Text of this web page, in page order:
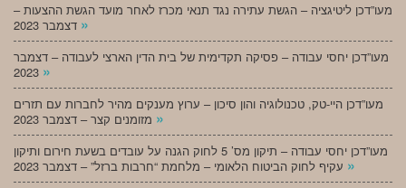
מעו”דכן ליטיגציה – הגשת עתירה נגד תנאי מכרז לאחר מועד הגשת ההצעות –
»
מעו”דכן יחסי עבודה – פסיקה תקדימית של בית הדין הארצי לעבודה – דצמבר
»
מעו”דכן היי-טק, טכנולוגיה והון סיכון – ערוץ מענקים מהיר לחברות עם תזרים
»
מעו”דכן יחסי עבודה – תיקון מס’ 5 לחוק הגנה על עובדים בשעת חירום ותיקון
»